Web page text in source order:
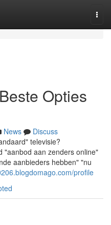
Opties
News
Discuss
televisie?
"aanbod aan zenders online"
aanbieders hebben" "nu
profile